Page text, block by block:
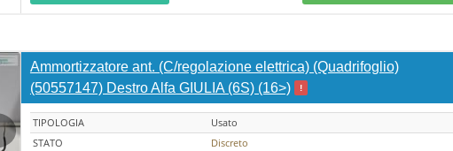
Ammortizzatore ant. (C/regolazione elettrica) (Quadrifoglio)
(50557147) Destro Alfa GIULIA (6S) (16>)
!
TIPOLOGIA
Usato
STATO
Discreto